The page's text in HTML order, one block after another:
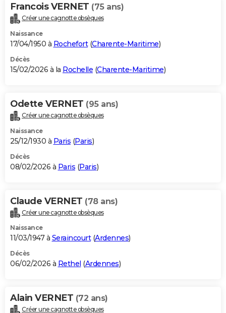
Francois VERNET (75 ans)
Créer une cagnotte obsèques
Naissance
17/04/1950 à Rochefort(Charente-Maritime)
Décès
15/02/2026 à la Rochelle (Charente-Maritime)
Odette VERNET (95 ans)
Créer une cagnotte obsèques
Naissance
25/12/1930 à Paris (Paris)
Décès
08/02/2026 à Paris (Paris)
Claude VERNET (78 ans)
Créer une cagnotte obsèques
Naissance
11/03/1947 à Seraincourt(Ardennes)
Décès
06/02/2026 à Rethel (Ardennes)
Alain VERNET (72 ans)
Créer une cagnotte obsèques